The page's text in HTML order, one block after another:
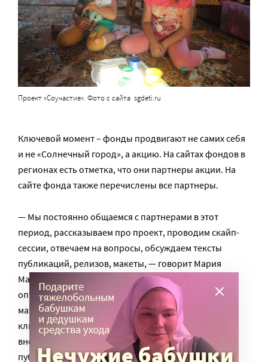
Проект «Соучастие». Фото с сайта sgdeti.ru
Ключевой момент – фонды продвигают не самих себя
и не «Солнечный город», а акцию. На сайтах фондов в
регионах есть отметка, что они партнеры акции. На
сайте фонда также перечислены все партнеры.
— Мы постоянно общаемся с партнерами в этот
период, рассказываем про проект, проводим скайп-
сессии, отвечаем на вопросы, обсуждаем тексты
публикаций, релизов, макеты, — говорит Мария
Малкина. — Мы составляем план проекта,
определяем, когда и какие текстовые и рекламные
материалы надо разместить, заполняем таблицу с
ключевыми моментами. Затем в этот же файл
вносится статистика по регионам, сколько было
публикаций в СМИ, откуда приходили люди, как